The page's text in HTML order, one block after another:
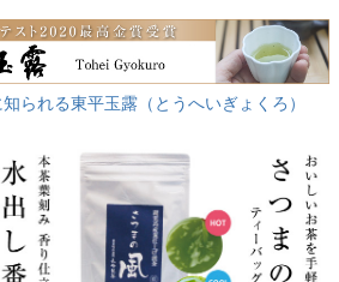
られる東平玉露（とうへいぎょくろ）